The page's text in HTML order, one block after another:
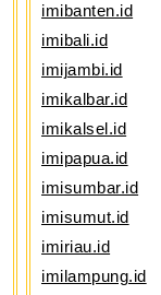
imibanten.id
imibali.id
imijambi.id
imikalbar.id
imikalsel.id
imipapua.id
imisumbar.id
imisumut.id
imiriau.id
imilampung.id